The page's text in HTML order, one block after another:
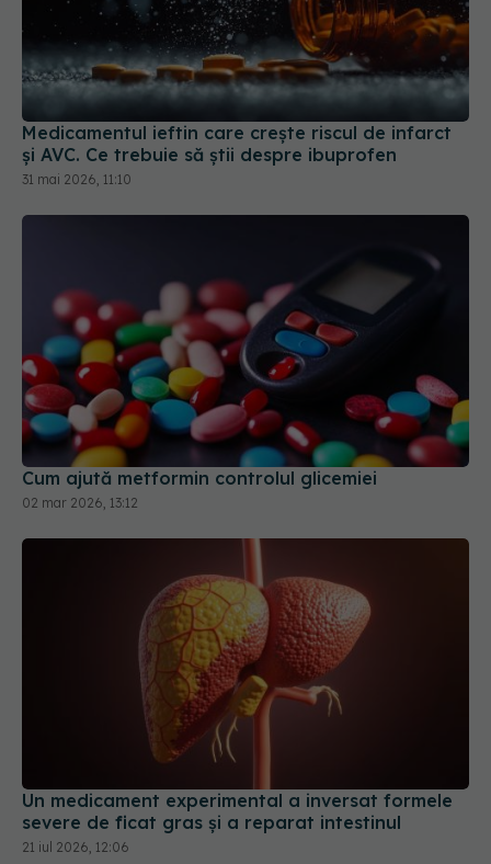
Medicamentul ieftin care crește riscul de infarct
și AVC. Ce trebuie să știi despre ibuprofen
31 mai 2026, 11:10
Cum ajută metformin controlul glicemiei
02 mar 2026, 13:12
Un medicament experimental a inversat formele
severe de ficat gras și a reparat intestinul